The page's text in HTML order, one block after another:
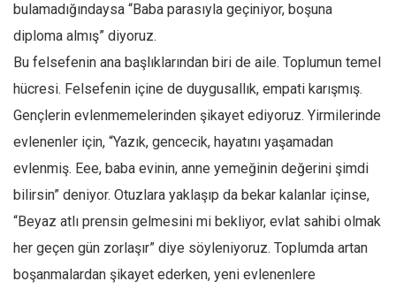
Spor
Manzara
Hayat
Türkiye
Siyaset
Dünya
Avrupa
Asya
bulamadığındaysa “Baba parasıyla geçiniyor, boşuna
diploma almış” diyoruz.
Bu felsefenin ana başlıklarından biri de aile. Toplumun temel
hücresi. Felsefenin içine de duygusallık, empati karışmış.
Gençlerin evlenmemelerinden şikayet ediyoruz. Yirmilerinde
evlenenler için, “Yazık, gencecik, hayatını yaşamadan
evlenmiş. Eee, baba evinin, anne yemeğinin değerini şimdi
bilirsin” deniyor. Otuzlara yaklaşıp da bekar kalanlar içinse,
“Beyaz atlı prensin gelmesini mi bekliyor, evlat sahibi olmak
her geçen gün zorlaşır” diye söyleniyoruz. Toplumda artan
boşanmalardan şikayet ederken, yeni evlenenlere